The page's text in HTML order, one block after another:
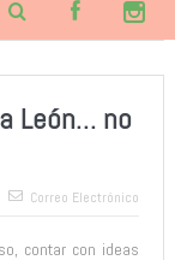
León… no
Correo Electrónico
contar con ideas